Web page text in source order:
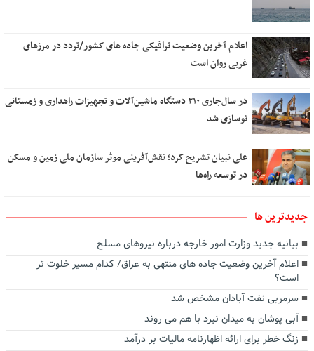
اعلام آخرین وضعیت ترافیکی جاده های کشور/تردد در مرزهای
غربی روان است
در سال‌جاری ۲۱۰ دستگاه ماشین‌آلات و تجهیزات راهداری و زمستانی
نوسازی شد
علی نبیان تشریح کرد؛ نقش‌آفرینی موثر سازمان ملی زمین و مسکن
در توسعه راه‌ها
جديدترين ها
بیانیه جدید وزارت امور خارجه درباره نیروهای مسلح
اعلام آخرین وضعیت جاده های منتهی به عراق/ کدام مسیر خلوت تر
است؟
سرمربی نفت آبادان مشخص شد
آبی پوشان به میدان نبرد با هم می روند
زنگ خطر برای ارائه اظهارنامه مالیات بر درآمد